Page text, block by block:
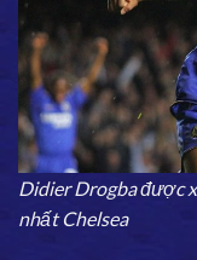
Didier Drogba được
nhất Chelsea